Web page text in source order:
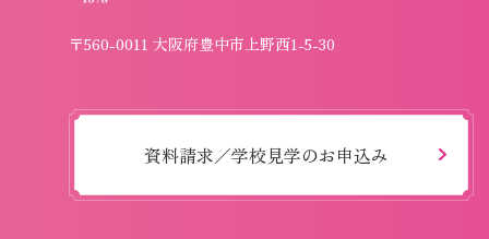
〒560-0011 大阪府豊中市上野西1-5-30
資料請求／学校見学のお申込み